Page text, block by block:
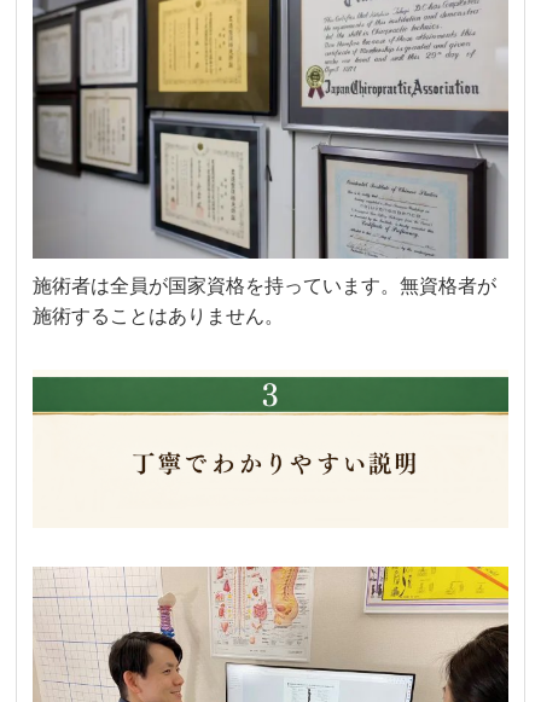
施術者は全員が国家資格を持っています。無資格者が
施術することはありません。